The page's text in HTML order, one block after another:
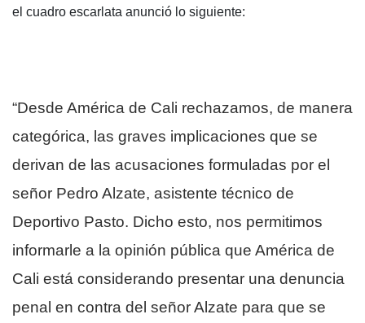
el cuadro escarlata anunció lo siguiente:
“Desde América de Cali rechazamos, de manera
categórica, las graves implicaciones que se
derivan de las acusaciones formuladas por el
señor Pedro Alzate, asistente técnico de
Deportivo Pasto. Dicho esto, nos permitimos
informarle a la opinión pública que América de
Cali está considerando presentar una denuncia
penal en contra del señor Alzate para que se